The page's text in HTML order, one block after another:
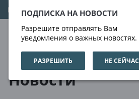
ПОДПИСКА НА НОВОСТИ
Разрешите отправлять Вам
уведомления о важных новостях.
РАЗРЕШИТЬ НЕ СЕЙЧАС
07.08.2026 19:28:41
Новости
Новости